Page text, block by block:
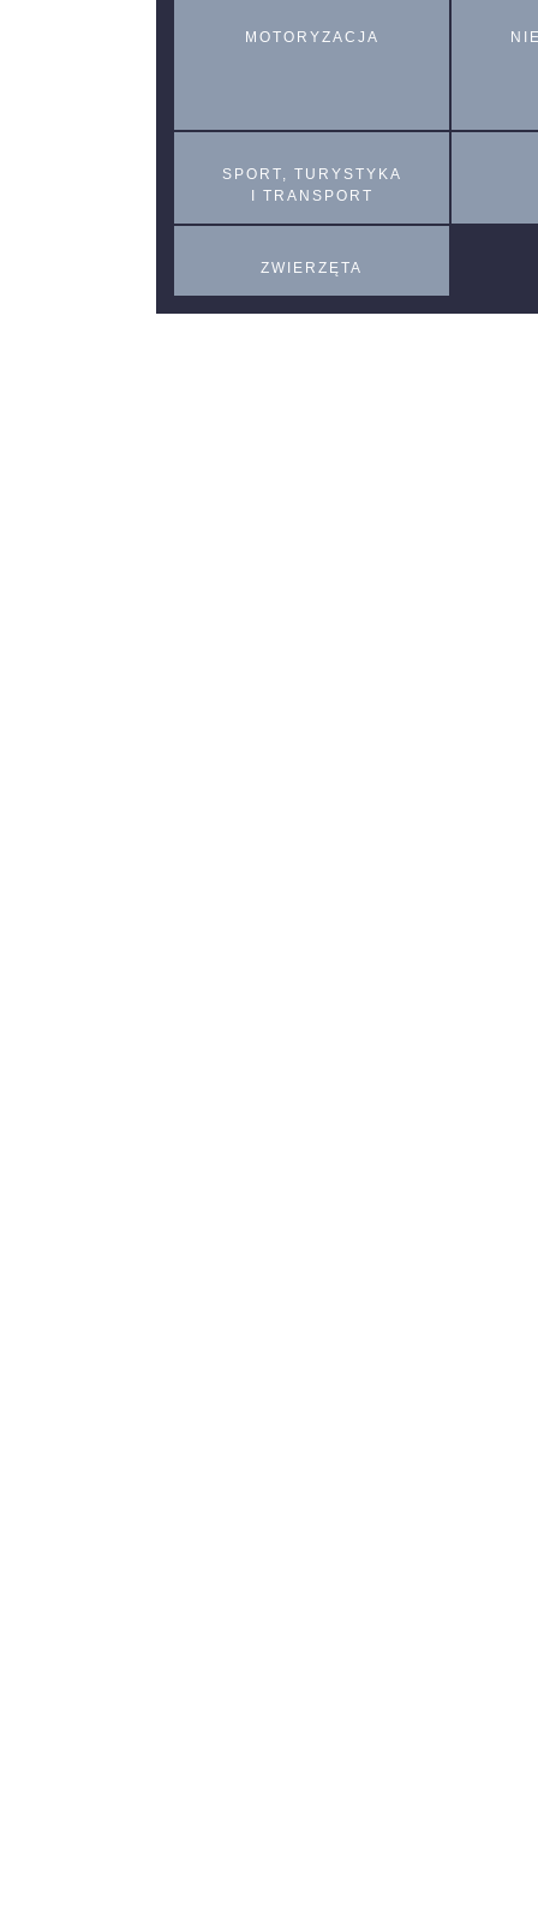
MOTORYZACJA
SPORT, TURYSTYKA
I TRANSPORT
ZWIERZĘTA